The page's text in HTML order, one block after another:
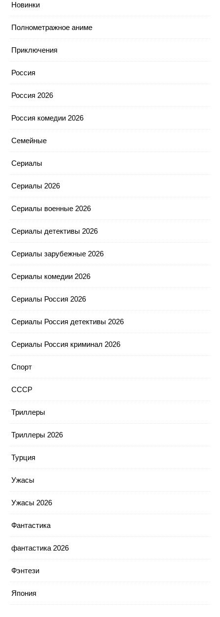
Новинки
Полнометражное аниме
Приключения
Россия
Россия 2026
Россия комедии 2026
Семейные
Сериалы
Сериалы 2026
Сериалы военные 2026
Сериалы детективы 2026
Сериалы зарубежные 2026
Сериалы комедии 2026
Сериалы Россия 2026
Сериалы Россия детективы 2026
Сериалы Россия криминал 2026
Спорт
СССР
Триллеры
Триллеры 2026
Турция
Ужасы
Ужасы 2026
Фантастика
фантастика 2026
Фэнтези
Япония